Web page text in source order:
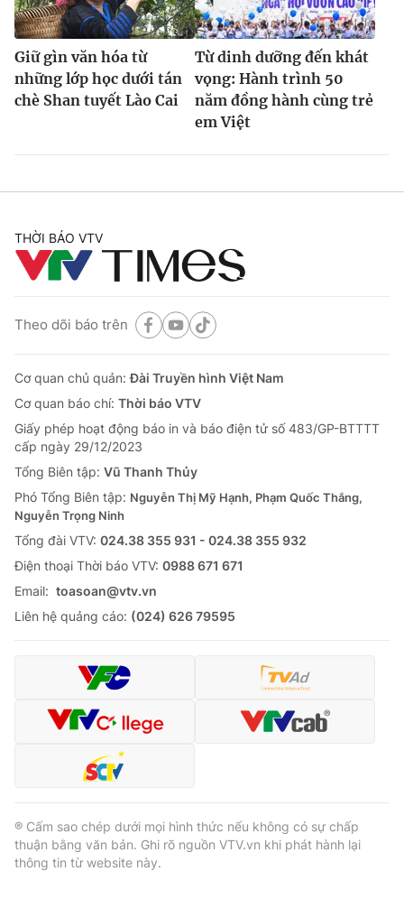
Giữ gìn văn hóa từ
những lớp học dưới tán
chè Shan tuyết Lào Cai
Từ dinh dưỡng đến khát
vọng: Hành trình 50
năm đồng hành cùng trẻ
em Việt
THỜI BÁO VTV
Theo dõi báo trên
Cơ quan chủ quản:Đài Truyền hình Việt Nam
Cơ quan báo chí: Thời báo VTV
Giấy phép hoạt động báo in và báo điện tử số 483/GP-BTTTT
cấp ngày 29/12/2023
Tổng Biên tập: Vũ Thanh Thủy
Phó Tổng Biên tập: Nguyễn Thị Mỹ Hạnh, Phạm Quốc Thắng,
Nguyễn Trọng Ninh
Tổng đài VTV: 024.38 355 931 - 024.38 355 932
Ðiện thoại Thời báo VTV: 0988 671 671
Email: toasoan@vtv.vn
Liên hệ quảng cáo: (024) 626 79595
® Cấm sao chép dưới mọi hình thức nếu không có sự chấp
thuận bằng văn bản. Ghi rõ nguồn VTV.vn khi phát hành lại
thông tin từ website này.